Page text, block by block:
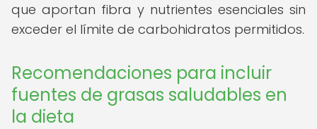
que aportan fibra y nutrientes esenciales sin
exceder el límite de carbohidratos permitidos.
Recomendaciones para incluir
fuentes de grasas saludables en
la dieta